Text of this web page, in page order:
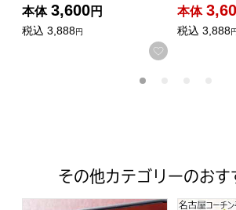
本体 3,600円
税込 3,888円
お気に入り
本体
税込 3,888
その他カテゴリーのおす
三河一色産 うなぎ蒲焼 50g×2名古屋コ